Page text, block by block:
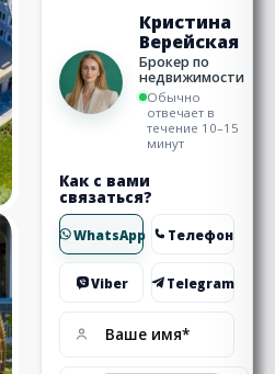
Кристина
Верейская
Брокер по
недвижимости
Обычно
отвечает в
течение 10–15
минут
Как с вами
связаться?
WhatsApp Телефон
Viber Telegram